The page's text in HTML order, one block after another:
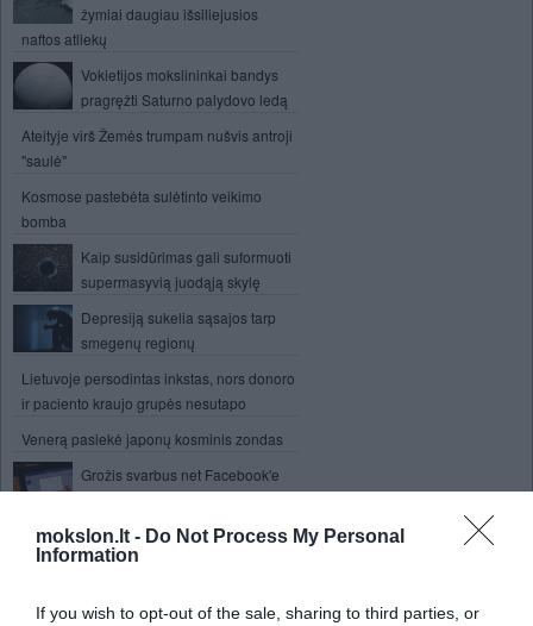
mokslon.lt - Do Not Process My Personal
Information
If you wish to opt-out of the sale, sharing to third parties, or
žymiai daugiau išsiliejusios
naftos atliekų
Vokietijos mokslininkai bandys
pragręžti Saturno palydovo ledą
Ateityje virš Žemės trumpam nušvis antroji
"saulė"
Kosmose pastebėta sulėtinto veikimo
bomba
Kaip susidūrimas gali suformuoti
supermasyvią juodąją skylę
Depresiją sukelia sąsajos tarp
smegenų regionų
Lietuvoje persodintas inkstas, nors donoro
ir paciento kraujo grupės nesutapo
Venerą pasiekė japonų kosminis zondas
Grožis svarbus net Facebook'e
Greitu metu antrąją pusę
rinksimės pagal DNR testą?